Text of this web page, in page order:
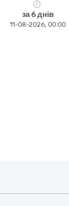
за 6 днів
11-08-2026, 00:00